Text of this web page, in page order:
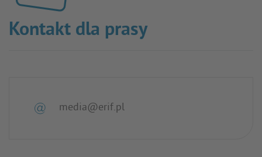
Kontakt dla prasy
media@erif.pl